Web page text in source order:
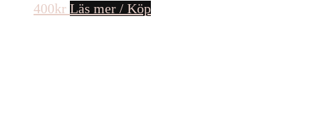
400kr Läs mer / Köp